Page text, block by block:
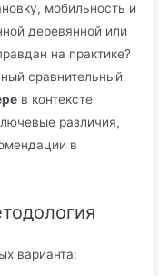
мобильность и
деревянной или
на практике?
сравнительный
в контексте
различия,
в
варианта: